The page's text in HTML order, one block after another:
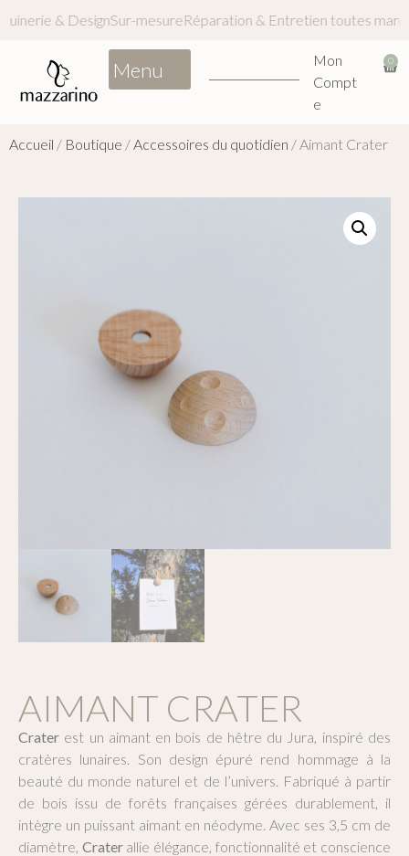
Maroquinerie & DesignSur-mesureRéparation & Entretien toutes
Mon
Compt
e
0
Accueil / Boutique /Accessoires du quotidien / Aimant Crater
AIMANT CRATER
Crater est un aimant en bois de hêtre du Jura, inspiré des
cratères lunaires. Son design épuré rend hommage à la
beauté du monde naturel et de l’univers. Fabriqué à partir
de bois issu de forêts françaises gérées durablement, il
intègre un puissant aimant en néodyme. Avec ses 3,5 cm de
diamètre, Craterallie élégance, fonctionnalité et conscience